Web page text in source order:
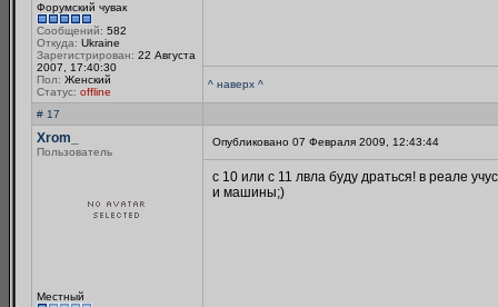
Форумский чувак
Сообщений: 582
Откуда: Ukraine
Зарегистрирован: 22 Августа
2007, 17:40:30
Пол: Женский
Статус: offline
^ наверх ^
# 17
Xrom_
Пользователь
Местный
Опубликовано 07 Февраля 2009, 12:43:44
c 10 или с 11 лвла буду драться! в реале
и машины;)